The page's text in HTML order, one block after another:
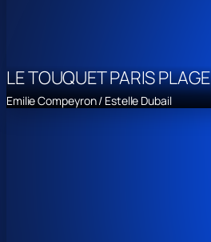
LE TOUQUET PARIS PLAGE
Emilie Compeyron / Estelle Dubail